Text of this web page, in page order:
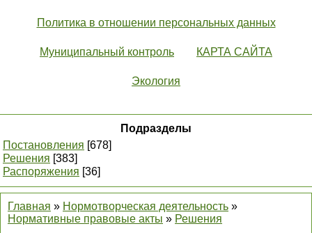
Политика в отношении персональных данных
Муниципальный контроль КАРТА САЙТА
Экология
Подразделы
Постановления [678]
Решения [383]
Распоряжения [36]
Главная » Нормотворческая деятельность »
Нормативные правовые акты » Решения